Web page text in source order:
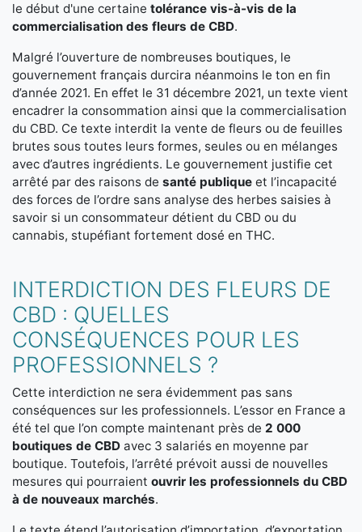
le début d'une certaine tolérance vis-à-vis de la
commercialisation des fleurs de CBD.
Malgré l’ouverture de nombreuses boutiques, le
gouvernement français durcira néanmoins le ton en fin
d’année 2021. En effet le 31 décembre 2021, un texte vient
encadrer la consommation ainsi que la commercialisation
du CBD. Ce texte interdit la vente de fleurs ou de feuilles
brutes sous toutes leurs formes, seules ou en mélanges
avec d’autres ingrédients. Le gouvernement justifie cet
arrêté par des raisons de santé publique et l’incapacité
des forces de l’ordre sans analyse des herbes saisies à
savoir si un consommateur détient du CBD ou du
cannabis, stupéfiant fortement dosé en THC.
INTERDICTION DES FLEURS DE
CBD : QUELLES
CONSÉQUENCES POUR LES
PROFESSIONNELS ?
Cette interdiction ne sera évidemment pas sans
conséquences sur les professionnels. L’essor en France a
été tel que l’on compte maintenant près de 2 000
boutiques de CBD avec 3 salariés en moyenne par
boutique. Toutefois, l’arrêté prévoit aussi de nouvelles
mesures qui pourraient ouvrir les professionnels du CBD
à de nouveaux marchés.